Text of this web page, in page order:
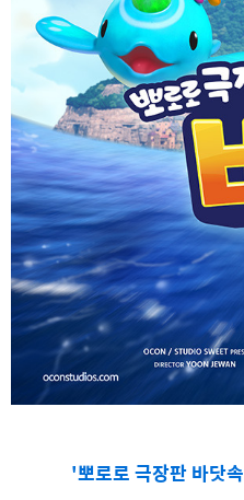
'뽀로로 극장판 바닷